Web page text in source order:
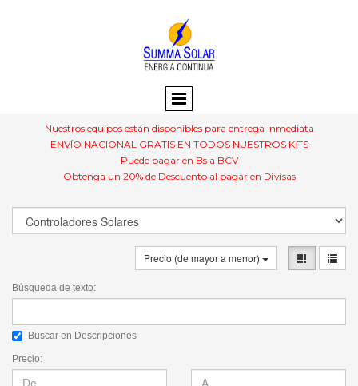
Nuestros equipos están disponibles para entrega inmediata
ENVÍO NACIONAL GRATIS EN TODOS NUESTROS KITS
Puede pagar en Bs a BCV
Obtenga un 20% de Descuento al pagar en Divisas
Precio (de mayor a menor)
Búsqueda de texto:
Buscar en Descripciones
Precio: